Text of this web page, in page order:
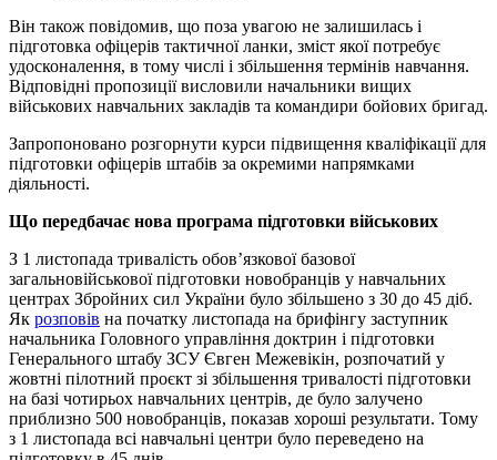
Він також повідомив, що поза увагою не залишилась і
підготовка офіцерів тактичної ланки, зміст якої потребує
удосконалення, в тому числі і збільшення термінів навчання.
Відповідні пропозиції висловили начальники вищих
військових навчальних закладів та командири бойових бригад.
Запропоновано розгорнути курси підвищення кваліфікації для
підготовки офіцерів штабів за окремими напрямками
діяльності.
Що передбачає нова програма підготовки військових
З 1 листопада тривалість обов’язкової базової
загальновійськової підготовки новобранців у навчальних
центрах Збройних сил України було збільшено з 30 до 45 діб.
Як розповів на початку листопада на брифінгу заступник
начальника Головного управління доктрин і підготовки
Генерального штабу ЗСУ Євген Межевікін, розпочатий у
жовтні пілотний проєкт зі збільшення тривалості підготовки
на базі чотирьох навчальних центрів, де було залучено
приблизно 500 новобранців, показав хороші результати. Тому
з 1 листопада всі навчальні центри було переведено на